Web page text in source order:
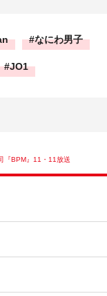
なにわ男子
JO1
『BPM』11・11放送